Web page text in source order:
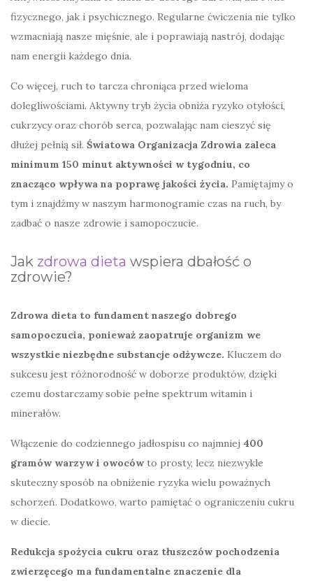
fizycznego, jak i psychicznego. Regularne ćwiczenia nie tylko
wzmacniają nasze mięśnie, ale i poprawiają nastrój, dodając
nam energii każdego dnia.
Co więcej, ruch to tarcza chroniąca przed wieloma
dolegliwościami. Aktywny tryb życia obniża ryzyko otyłości,
cukrzycy oraz chorób serca, pozwalając nam cieszyć się
dłużej pełnią sił. Światowa Organizacja Zdrowia zaleca
minimum 150 minut aktywności w tygodniu, co
znacząco wpływa na poprawę jakości życia. Pamiętajmy o
tym i znajdźmy w naszym harmonogramie czas na ruch, by
zadbać o nasze zdrowie i samopoczucie.
Jak zdrowa dieta wspiera dbałość o
zdrowie?
Zdrowa dieta to fundament naszego dobrego
samopoczucia, ponieważ zaopatruje organizm we
wszystkie niezbędne substancje odżywcze. Kluczem do
sukcesu jest różnorodność w doborze produktów, dzięki
czemu dostarczamy sobie pełne spektrum witamin i
minerałów.
Włączenie do codziennego jadłospisu co najmniej 400
gramów warzyw i owoców to prosty, lecz niezwykle
skuteczny sposób na obniżenie ryzyka wielu poważnych
schorzeń. Dodatkowo, warto pamiętać o ograniczeniu cukru
w diecie.
Redukcja spożycia cukru oraz tłuszczów pochodzenia
zwierzęcego ma fundamentalne znaczenie dla